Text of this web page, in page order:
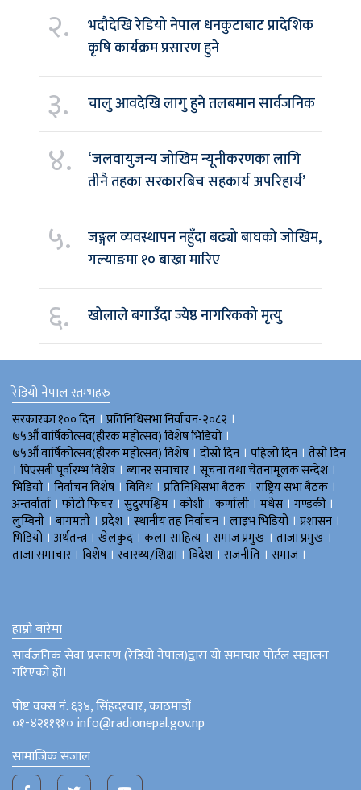
२.
भदौदेखि रेडियो नेपाल धनकुटाबाट प्रादेशिक
कृषि कार्यक्रम प्रसारण हुने
३. चालु आवदेखि लागु हुने तलबमान सार्वजनिक
४.
‘जलवायुजन्य जोखिम न्यूनीकरणका लागि
तीनै तहका सरकारबिच सहकार्य अपरिहार्य’
५.
जङ्गल व्यवस्थापन नहुँदा बढ्यो बाघको जोखिम,
गल्याङमा १० बाख्रा मारिए
६. खोलाले बगाउँदा ज्येष्ठ नागरिकको मृत्यु
रेडियो नेपाल स्तम्भहरु
सरकारका १०० दिन । प्रतिनिधिसभा निर्वाचन-२०८२ ।
७५औँ वार्षिकोत्सव(हीरक महोत्सव) विशेष भिडियाे ।
७५औँ वार्षिकोत्सव(हीरक महोत्सव) विशेष । दोस्रो दिन । पहिलो दिन । तेस्रो दिन
। पिएसबी पूर्वारम्भ विशेष । ब्यानर समाचार । सूचना तथा चेतनामूलक सन्देश ।
भिडियाे । निर्वाचन विशेष । बिविध। प्रतिनिधिसभा बैठक । राष्ट्रिय सभा बैठक ।
अन्तर्वार्ता । फोटो फिचर । सुदुरपश्चिम । काेशी । कर्णाली । मधेस । गण्डकी ।
लुम्बिनी । बागमती । प्रदेश । स्थानीय तह निर्वाचन । लाइभ भिडियो । प्रशासन ।
भिडियो । अर्थतन्त्र । खेलकुद । कला-साहित्य । समाज प्रमुख । ताजा प्रमुख ।
ताजा समाचार । विशेष । स्वास्थ्य/शिक्षा । विदेश । राजनीति । समाज ।
हाम्रो बारेमा
सार्वजनिक सेवा प्रसारण (रेडियो नेपाल)द्वारा यो समाचार पोर्टल सञ्चालन
गरिएको हो।
पोष्ट वक्स नं. ६३४, सिंहदरवार, काठमाडौं
०१-४२११९१० info@radionepal.gov.np
सामाजिक संजाल